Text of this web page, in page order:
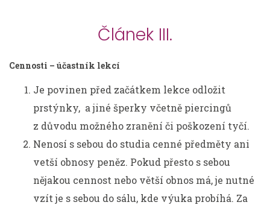
Článek III.
Cennosti – účastník lekcí
Je povinen před začátkem lekce odložit
prstýnky, a jiné šperky včetně piercingů
z důvodu možného zranění či poškození tyčí.
Nenosí s sebou do studia cenné předměty ani
vetší obnosy peněz. Pokud přesto s sebou
nějakou cennost nebo větší obnos má, je nutné
vzít je s sebou do sálu, kde výuka probíhá. Za